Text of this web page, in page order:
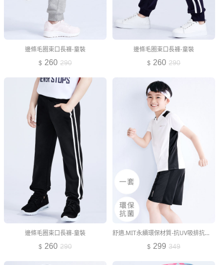
邊條毛圈束口長褲-童裝
260 290
邊條毛圈束口長褲-童裝
260 290
邊條毛圈束口長褲-童裝
260 290
舒適.MIT永續環保材質-抗UV吸排抗菌運動套裝-童裝
299 349